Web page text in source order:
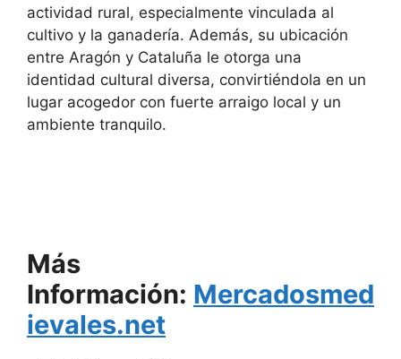
actividad rural, especialmente vinculada al
cultivo y la ganadería. Además, su ubicación
entre Aragón y Cataluña le otorga una
identidad cultural diversa, convirtiéndola en un
lugar acogedor con fuerte arraigo local y un
ambiente tranquilo.
Más
Información: Mercadosmed
ievales.net